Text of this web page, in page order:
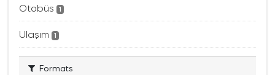
Otobüs 1
Ulaşım 1
Formats